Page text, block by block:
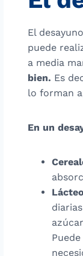
El
puede
a media
bien. Es
lo forman
En un